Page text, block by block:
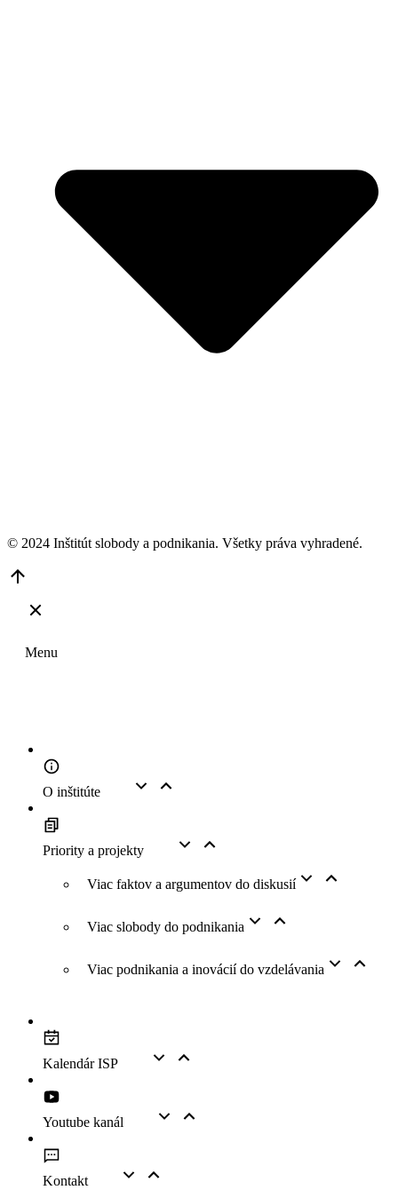
© 2024 Inštitút slobody a podnikania. Všetky práva vyhradené.
Top
Menu
O inštitúte
Priority a projekty
Viac faktov a argumentov do diskusií
Viac slobody do podnikania
Viac podnikania a inovácií do vzdelávania
Kalendár ISP
Youtube kanál
Kontakt